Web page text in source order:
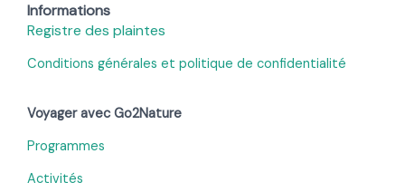
Informations
Registre des plaintes
Conditions générales et politique de confidentialité
Voyager avec Go2Nature
Programmes
Activités